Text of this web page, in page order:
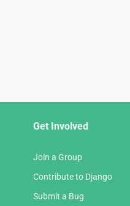
Get Involved
Join a Group
Contribute to Django
Submit a Bug